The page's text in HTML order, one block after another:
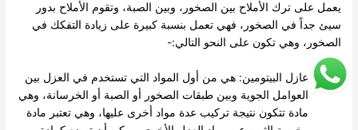
يعمل على ترك الأملاح بين الصخور، وبين الصبة، وتقوم الأملاح بدور
سيئ جداً في الصخور، فهي تعمل بنسبة كبيرة على زيادة التفكك في
الصخور، وهي تكون على النحو التالي:-
عازل البيتومين: هي من أول المواد التي تستخدم في العزل بين
العوامل الجوية وبين طبقات الصخور أو الصبة أو الخرسانة، وهي
مادة تتكون نتيجة تركيب عدة مواد أخرى عليها، وهي تعتبر مادة